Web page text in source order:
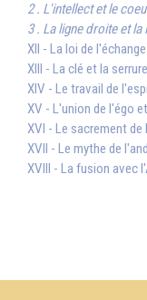
2 . L'intellect et le
3 . La ligne droite et la
XII - La loi de l'échange
XIII - La clé et la serrure
XIV - Le travail de
XV - L'union de l'égo
XVI - Le sacrement de
XVII - Le mythe de
XVIII - La fusion avec